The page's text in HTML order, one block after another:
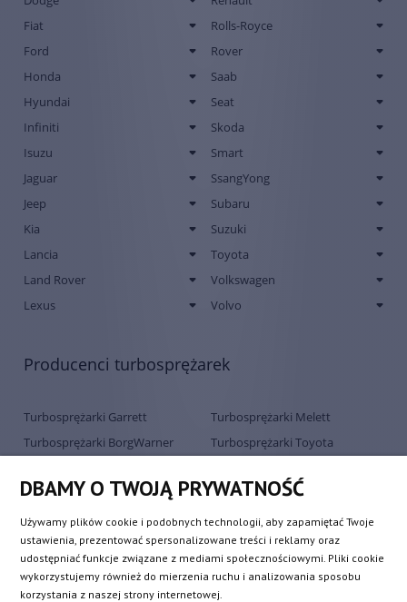
Fiat
Ford
Honda
Hyundai
Infiniti
Isuzu
Jaguar
Jeep
Kia
Lancia
Land Rover
Lexus
Rolls-Royce
Rover
Saab
Seat
Skoda
Smart
SsangYong
Subaru
Suzuki
Toyota
Volkswagen
Volvo
Producenci turbosprężarek
Turbosprężarki Garrett
Turbosprężarki BorgWarner
KKK
Turbosprężarki Mitsubishi
Turbosprężarki BMTS Bosch-
Mahle
Turbosprężarki Melett
Turbosprężarki Toyota
Turbosprężarki Holset
Turbosprężarki Hitachi
DBAMY O TWOJĄ PRYWATNOŚĆ
Używamy plików cookie i podobnych technologii, aby zapamiętać Twoje
ustawienia, prezentować spersonalizowane treści i reklamy oraz
udostępniać funkcje związane z mediami społecznościowymi. Pliki cookie
wykorzystujemy również do mierzenia ruchu i analizowania sposobu
korzystania z naszej strony internetowej.